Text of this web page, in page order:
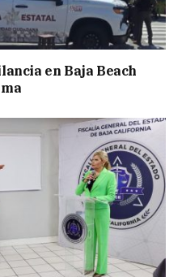
en Baja Beach